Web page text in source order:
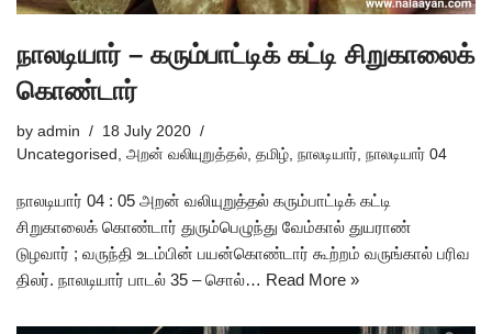
நாலடியார் – கரும்பாட்டிக் கட்டி சிறுகாலைக்
கொண்டார்
by admin
18 July 2020
Uncategorised , அறன் வலியுறுத்தல், தமிழ், நாலடியார், நாலடியார் 04
நாலடியார் 04 : 05 அறன் வலியுறுத்தல் கரும்பாட்டிக் கட்டி
சிறுகாலைக் கொண்டார் துரும்பெழுந்து வேம்கால் துயராண்
டுழவார் ; வருந்தி உடம்பின் பயன்கொண்டார் கூற்றம் வருங்கால் பரிவ
திலர். நாலடியார் பாடல் 35 – சொல்… Read More »